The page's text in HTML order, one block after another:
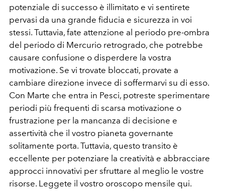
potenziale di successo è illimitato e vi sentirete
pervasi da una grande fiducia e sicurezza in voi
stessi. Tuttavia, fate attenzione al periodo pre-ombra
del periodo di Mercurio retrogrado, che potrebbe
causare confusione o disperdere la vostra
motivazione. Se vi trovate bloccati, provate a
cambiare direzione invece di soffermarvi su di esso.
Con Marte che entra in Pesci, potreste sperimentare
periodi più frequenti di scarsa motivazione o
frustrazione per la mancanza di decisione e
assertività che il vostro pianeta governante
solitamente porta. Tuttavia, questo transito è
eccellente per potenziare la creatività e abbracciare
approcci innovativi per sfruttare al meglio le vostre
risorse. Leggete il vostro oroscopo mensile qui.